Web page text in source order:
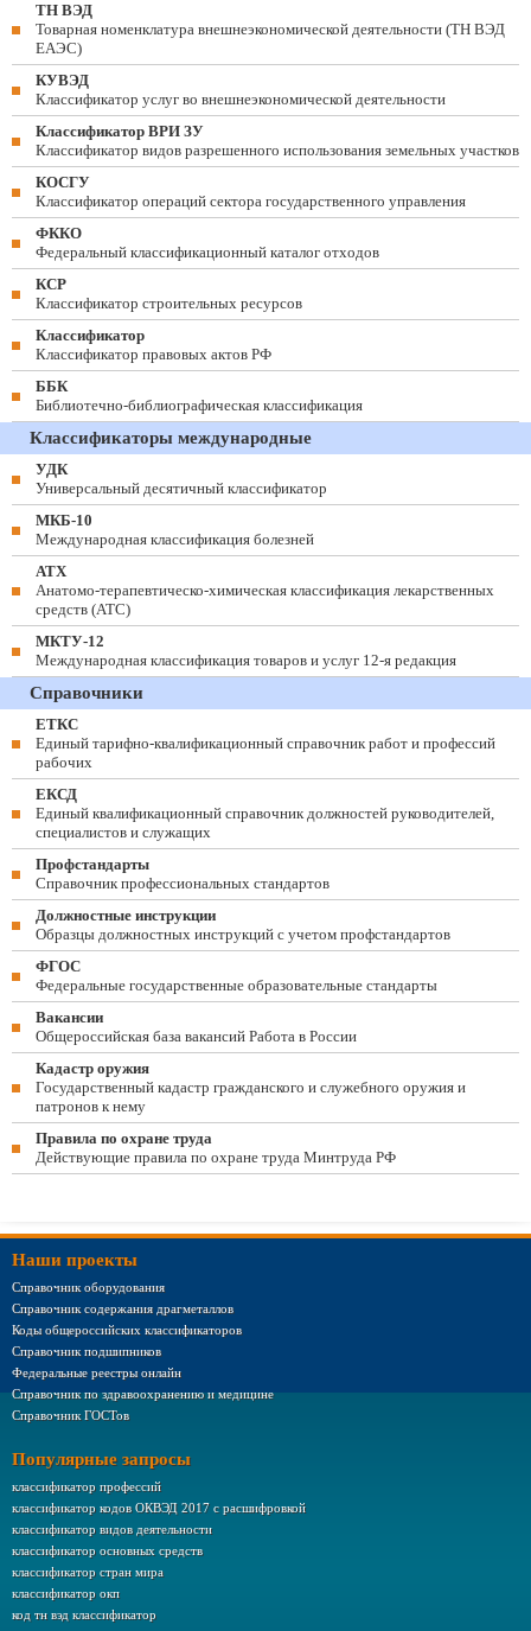
ТН ВЭД
Товарная номенклатура внешнеэкономической деятельности (ТН ВЭД
ЕАЭС)
КУВЭД
Классификатор услуг во внешнеэкономической деятельности
Классификатор ВРИ ЗУ
Классификатор видов разрешенного использования земельных участков
КОСГУ
Классификатор операций сектора государственного управления
ФККО
Федеральный классификационный каталог отходов
КСР
Классификатор строительных ресурсов
Классификатор
Классификатор правовых актов РФ
ББК
Библиотечно-библиографическая классификация
Классификаторы международные
УДК
Универсальный десятичный классификатор
МКБ-10
Международная классификация болезней
АТХ
Анатомо-терапевтическо-химическая классификация лекарственных
средств (ATC)
МКТУ-12
Международная классификация товаров и услуг 12-я редакция
Справочники
ЕТКС
Единый тарифно-квалификационный справочник работ и профессий
рабочих
ЕКСД
Единый квалификационный справочник должностей руководителей,
специалистов и служащих
Профстандарты
Справочник профессиональных стандартов
Должностные инструкции
Образцы должностных инструкций с учетом профстандартов
ФГОС
Федеральные государственные образовательные стандарты
Вакансии
Общероссийская база вакансий Работа в России
Кадастр оружия
Государственный кадастр гражданского и служебного оружия и
патронов к нему
Правила по охране труда
Действующие правила по охране труда Минтруда РФ
Наши проекты
Справочник оборудования
Справочник содержания драгметаллов
Коды общероссийских классификаторов
Справочник подшипников
Федеральные реестры онлайн
Справочник по здравоохранению и медицине
Справочник ГОСТов
Популярные запросы
классификатор профессий
классификатор кодов ОКВЭД 2017 с расшифровкой
классификатор видов деятельности
классификатор основных средств
классификатор стран мира
классификатор окп
код тн вэд классификатор